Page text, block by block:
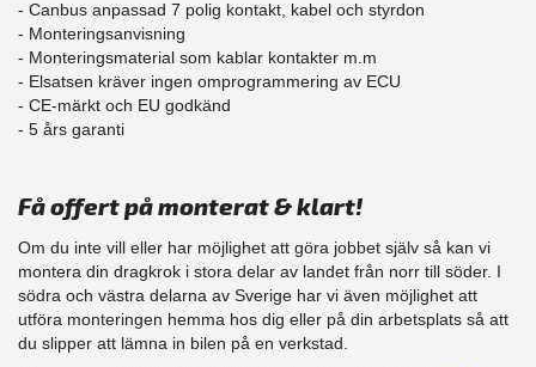
- Canbus anpassad 7 polig kontakt, kabel och styrdon
- Monteringsanvisning
- Monteringsmaterial som kablar kontakter m.m
- Elsatsen kräver ingen omprogrammering av ECU
- CE-märkt och EU godkänd
​- 5 års garanti
Få offert på monterat & klart!
Om du inte vill eller har möjlighet att göra jobbet själv så kan vi
montera din dragkrok i stora delar av landet från norr till söder. I
södra och västra delarna av Sverige har vi även möjlighet att
​utföra monteringen hemma hos dig eller på din arbetsplats så att
du slipper att lämna in bilen på en verkstad.